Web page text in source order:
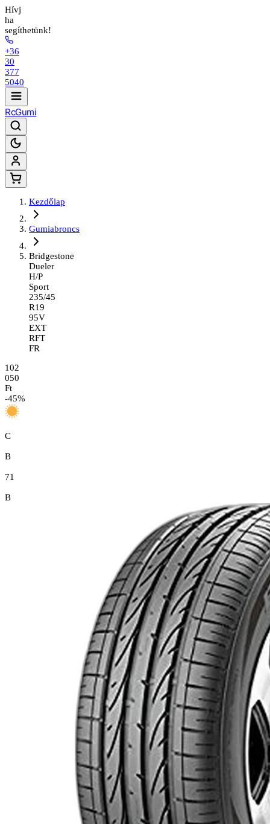
Hívj
ha
segíthetünk!
+36
30
377
5040
RcGumi
Kezdőlap
Gumiabroncs
Bridgestone
Dueler
H/P
Sport
235/45
R19
95V
EXT
RFT
FR
102
050
Ft
-45%
C
B
71
B